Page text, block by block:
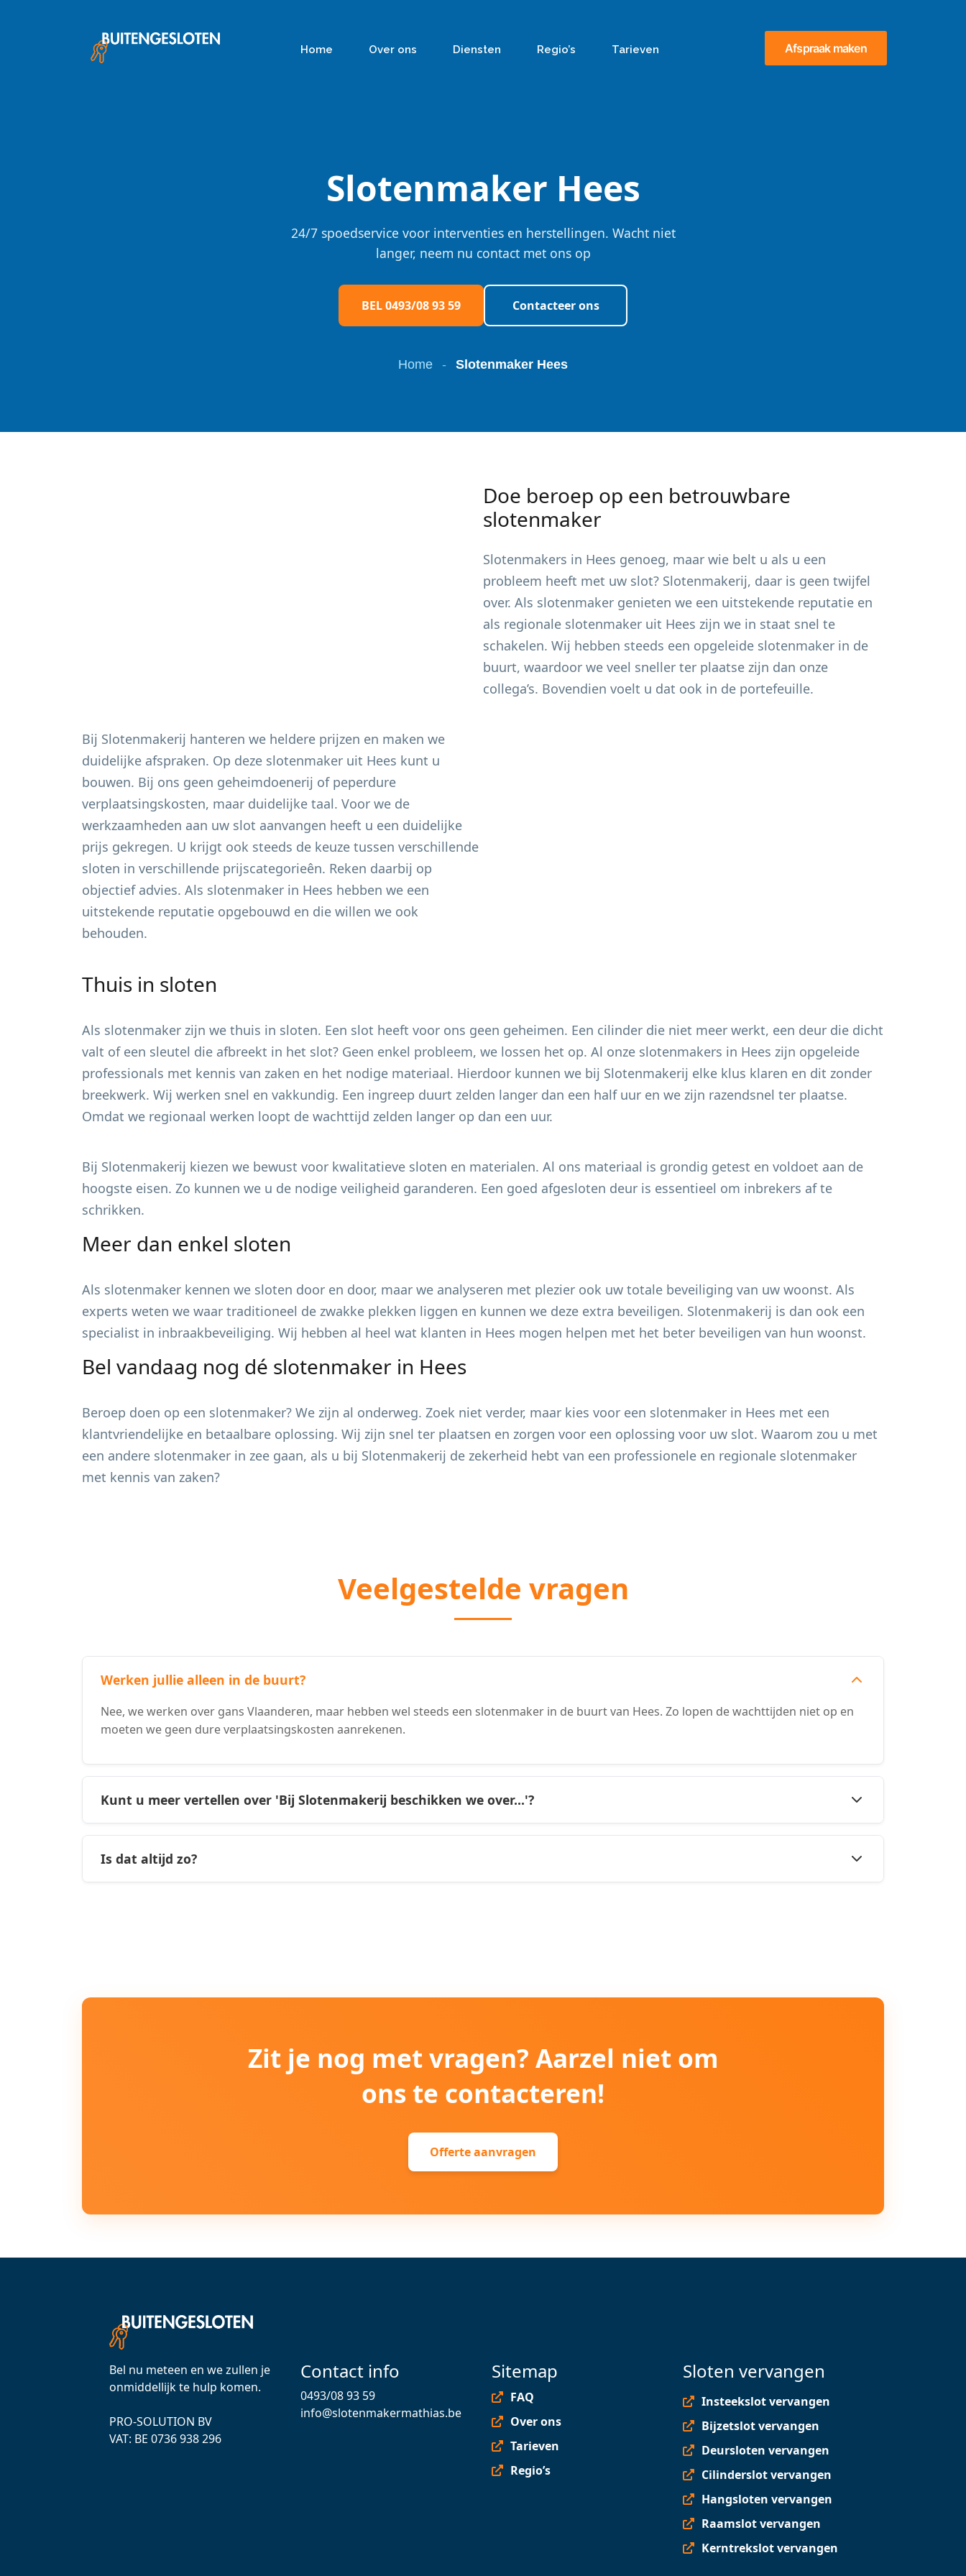
Home Over ons Diensten Regio’s Tarieven Afspraak maken
Slotenmaker Hees
24/7 spoedservice voor interventies en herstellingen. Wacht niet
langer, neem nu contact met ons op
BEL 0493/08 93 59 Contacteer ons
Home - Slotenmaker Hees
Doe beroep op een betrouwbare
slotenmaker
Slotenmakers in Hees genoeg, maar wie belt u als u een
probleem heeft met uw slot? Slotenmakerij, daar is geen twijfel
over. Als slotenmaker genieten we een uitstekende reputatie en
als regionale slotenmaker uit Hees zijn we in staat snel te
schakelen. Wij hebben steeds een opgeleide slotenmaker in de
buurt, waardoor we veel sneller ter plaatse zijn dan onze
collega’s. Bovendien voelt u dat ook in de portefeuille.
Bij Slotenmakerij hanteren we heldere prijzen en maken we
duidelijke afspraken. Op deze slotenmaker uit Hees kunt u
bouwen. Bij ons geen geheimdoenerij of peperdure
verplaatsingskosten, maar duidelijke taal. Voor we de
werkzaamheden aan uw slot aanvangen heeft u een duidelijke
prijs gekregen. U krijgt ook steeds de keuze tussen verschillende
sloten in verschillende prijscategorieên. Reken daarbij op
objectief advies. Als slotenmaker in Hees hebben we een
uitstekende reputatie opgebouwd en die willen we ook
behouden.
Thuis in sloten
Als slotenmaker zijn we thuis in sloten. Een slot heeft voor ons geen geheimen. Een cilinder die niet meer werkt, een deur die dicht
valt of een sleutel die afbreekt in het slot? Geen enkel probleem, we lossen het op. Al onze slotenmakers in Hees zijn opgeleide
professionals met kennis van zaken en het nodige materiaal. Hierdoor kunnen we bij Slotenmakerij elke klus klaren en dit zonder
breekwerk. Wij werken snel en vakkundig. Een ingreep duurt zelden langer dan een half uur en we zijn razendsnel ter plaatse.
Omdat we regionaal werken loopt de wachttijd zelden langer op dan een uur.
Bij Slotenmakerij kiezen we bewust voor kwalitatieve sloten en materialen. Al ons materiaal is grondig getest en voldoet aan de
hoogste eisen. Zo kunnen we u de nodige veiligheid garanderen. Een goed afgesloten deur is essentieel om inbrekers af te
schrikken.
Meer dan enkel sloten
Als slotenmaker kennen we sloten door en door, maar we analyseren met plezier ook uw totale beveiliging van uw woonst. Als
experts weten we waar traditioneel de zwakke plekken liggen en kunnen we deze extra beveiligen. Slotenmakerij is dan ook een
specialist in inbraakbeveiliging. Wij hebben al heel wat klanten in Hees mogen helpen met het beter beveiligen van hun woonst.
Bel vandaag nog dé slotenmaker in Hees
Beroep doen op een slotenmaker? We zijn al onderweg. Zoek niet verder, maar kies voor een slotenmaker in Hees met een
klantvriendelijke en betaalbare oplossing. Wij zijn snel ter plaatsen en zorgen voor een oplossing voor uw slot. Waarom zou u met
een andere slotenmaker in zee gaan, als u bij Slotenmakerij de zekerheid hebt van een professionele en regionale slotenmaker
met kennis van zaken?
Veelgestelde vragen
Werken jullie alleen in de buurt?
Nee, we werken over gans Vlaanderen, maar hebben wel steeds een slotenmaker in de buurt van Hees. Zo lopen de wachttijden niet op en
moeten we geen dure verplaatsingskosten aanrekenen.
Kunt u meer vertellen over 'Bij Slotenmakerij beschikken we over...'?
Is dat altijd zo?
Zit je nog met vragen? Aarzel niet om
ons te contacteren!
Offerte aanvragen
Bel nu meteen en we zullen je
onmiddellijk te hulp komen.
PRO-SOLUTION BV
VAT: ВЕ 0736 938 296
Contact info
0493/08 93 59
info@slotenmakermathias.be
Sitemap
FAQ
Over ons
Tarieven
Regio’s
Sloten vervangen
Insteekslot vervangen
Bijzetslot vervangen
Deursloten vervangen
Cilinderslot vervangen
Hangsloten vervangen
Raamslot vervangen
Kerntrekslot vervangen